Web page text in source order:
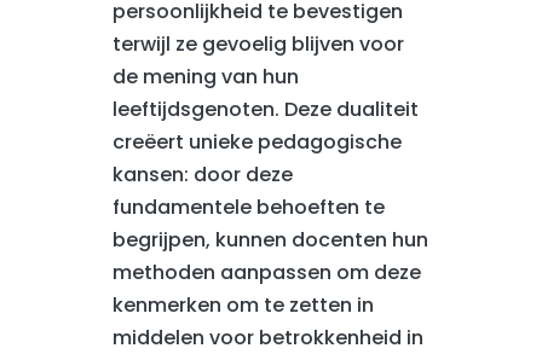
persoonlijkheid te bevestigen
terwijl ze gevoelig blijven voor
de mening van hun
leeftijdsgenoten. Deze dualiteit
creëert unieke pedagogische
kansen: door deze
fundamentele behoeften te
begrijpen, kunnen docenten hun
methoden aanpassen om deze
kenmerken om te zetten in
middelen voor betrokkenheid in